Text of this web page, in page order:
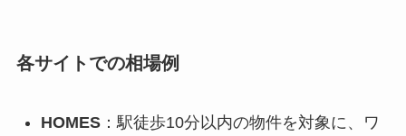
各サイトでの相場例
HOMES：駅徒歩10分以内の物件を対象に、ワ